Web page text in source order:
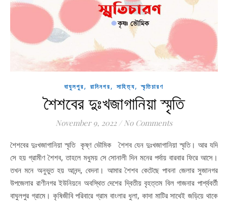
বাঘুলপুর, রানিনগর, সাহিত্য,স্মৃতিচারণ
শৈশবের দুঃখজাগানিয়া স্মৃতি
November 9, 2022 / No Comments
শৈশবের দুঃখজাগানিয়া স্মৃতি কৃষ্ণ ভৌমিক শৈশব যেন দুঃখজাগানিয়া স্মৃতি। আর যদি
সে হয় গ্রামীণ শৈশব, তাহলে মধুময় সে সোনালী দিন মনের পর্দায় বারবার ফিরে আসে।
তখন মনে অনুভুত হয় আনন্দ, বেদনা। আমার শৈশব কেটেছে পাবনা জেলার সুজানগর
উপজেলার রাণীনগর ইউনিয়নে অবস্থিত দেশের দ্বিতীয় বৃহত্তম বিল গাজনার পার্শ্ববর্তী
বাঘুলপুর গ্রামে। কৃষিজীবি পরিবারে গ্রাম বাংলার ধুলা, কাদা মাটির সাথেই জড়িয়ে থাকে